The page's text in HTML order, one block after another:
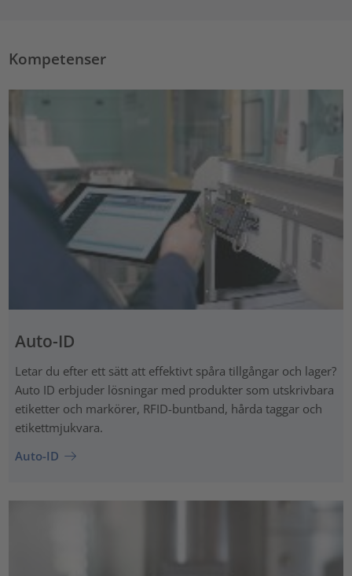
Kompetenser
Auto-ID
Letar du efter ett sätt att effektivt spåra tillgångar och lager?
Auto ID erbjuder lösningar med produkter som utskrivbara
etiketter och markörer, RFID-buntband, hårda taggar och
etikettmjukvara.
Auto-ID